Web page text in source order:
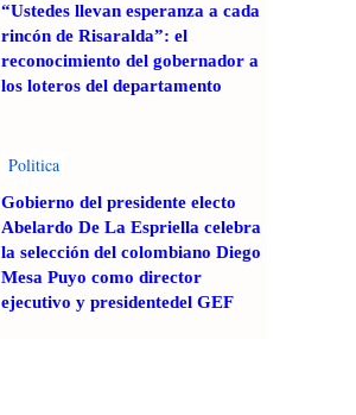
“Ustedes llevan esperanza a cada
rincón de Risaralda”: el
reconocimiento del gobernador a
los loteros del departamento
Politica
Gobierno del presidente electo
Abelardo De La Espriella celebra
la selección del colombiano Diego
Mesa Puyo como director
ejecutivo y presidentedel GEF